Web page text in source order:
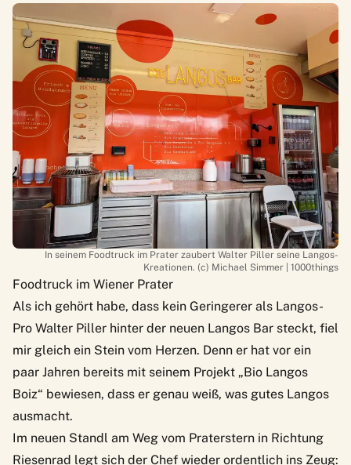
In seinem Foodtruck im Prater zaubert Walter Piller seine Langos-
Kreationen. (c) Michael Simmer | 1000things
Foodtruck im Wiener Prater
Als ich gehört habe, dass kein Geringerer als Langos-
Pro Walter Piller hinter der neuen Langos Bar steckt, fiel
mir gleich ein Stein vom Herzen. Denn er hat vor ein
paar Jahren bereits mit seinem Projekt „Bio Langos
Boiz“ bewiesen, dass er genau weiß, was gutes Langos
ausmacht.
Im neuen Standl am Weg vom Praterstern in Richtung
Riesenrad legt sich der Chef wieder ordentlich ins Zeug: